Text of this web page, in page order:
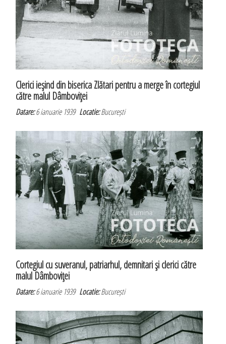
Clerici ieşind din biserica Zlătari pentru a merge în cortegiul
către malul Dâmboviţei
Datare:6 ianuarie 1939Locatie:București
Cortegiul cu suveranul, patriarhul, demnitari şi clerici către
malul Dâmboviţei
Datare:6 ianuarie 1939Locatie:București